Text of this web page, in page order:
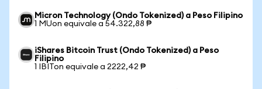
Micron Technology (Ondo Tokenized) a Peso Filipino
1 MUon equivale a 54.322,88 ₱
iShares Bitcoin Trust (Ondo Tokenized) a Peso
Filipino
1 IBITon equivale a 2222,42 ₱